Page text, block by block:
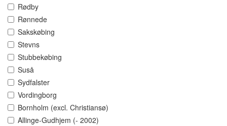
Rødby
Rønnede
Sakskøbing
Stevns
Stubbekøbing
Suså
Sydfalster
Vordingborg
Bornholm (excl. Christiansø)
Allinge-Gudhjem (- 2002)